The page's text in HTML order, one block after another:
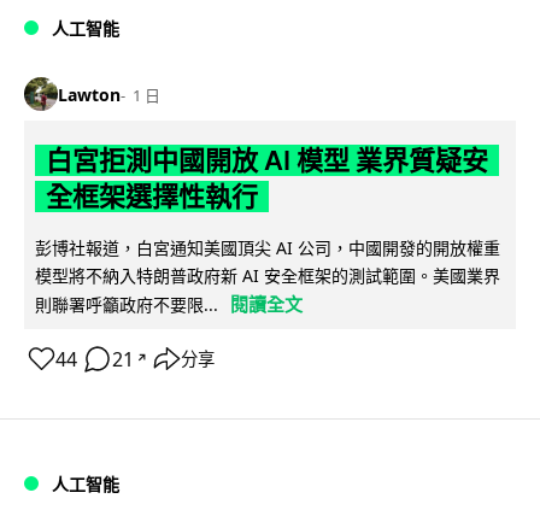
人工智能
Lawton 1 日
白宮拒測中國開放 AI 模型 業界質疑安
全框架選擇性執行
彭博社報道，白宮通知美國頂尖 AI 公司，中國開發的開放權重
模型將不納入特朗普政府新 AI 安全框架的測試範圍。美國業界
則聯署呼籲政府不要限...
閱讀全文
44 21 ↗ 分享
人工智能